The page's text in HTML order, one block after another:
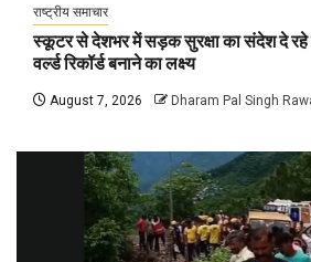
राष्ट्रीय समाचार
स्कूटर से देशभर में सड़क सुरक्षा का संदेश दे रहे
वर्ल्ड रिकॉर्ड बनाने का लक्ष्य
August 7, 2026 Dharam Pal Singh